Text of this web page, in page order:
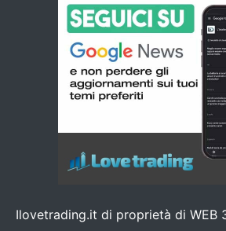
Ilovetrading.it di proprietà di WEB